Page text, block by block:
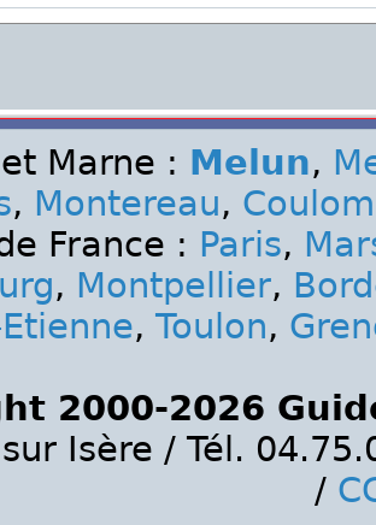
Marne : Melun,
, Montereau,
France : Paris,
, Montpellier,
, Toulon,
2000-2026
Isère / Tél.
/